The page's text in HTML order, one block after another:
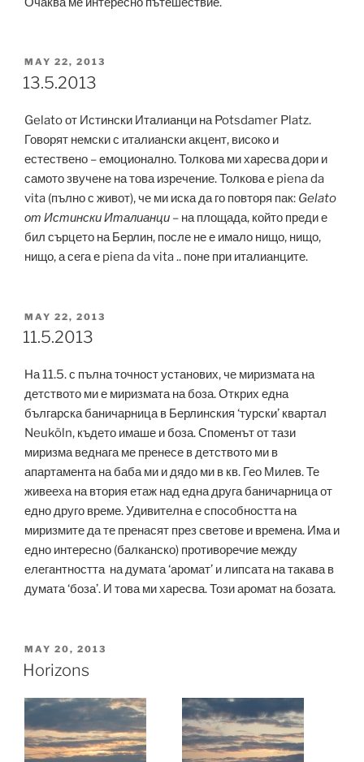
POSTED
ON
MAY 22, 2013
13.5.2013
Gelato от Истински Италианци на Potsdamer Platz.
Говорят немски с италиански акцент, високо и
естествено – емоционално. Толкова ми харесва дори и
самото звучене на това изречение. Толкова е piena da
vita (пълно с живот), че ми иска да го повторя пак: Gelato
от Истински Италианци – на площада, който преди е
бил сърцето на Берлин, после не е имало нищо, нищо,
нищо, а сега е piena da vita .. поне при италианците.
POSTED
ON
MAY 22, 2013
11.5.2013
На 11.5. с пълна точност установих, че миризмата на
детството ми е миризмата на боза. Открих една
българска баничарница в Берлинския ‘турски’ квартал
Neuköln, където имаше и боза. Споменът от тази
миризма веднага ме пренесе в детството ми в
апартамента на баба ми и дядо ми в кв. Гео Милев. Те
живееха на втория етаж над една друга баничарница от
едно друго време. Удивителна е способността на
миризмите да те пренасят през светове и времена. Има и
едно интересно (балканско) противоречие между
елегантността на думата ‘аромат’ и липсата на такава в
думата ‘боза’. И това ми харесва. Този аромат на бозата.
POSTED
ON
MAY 20, 2013
Horizons